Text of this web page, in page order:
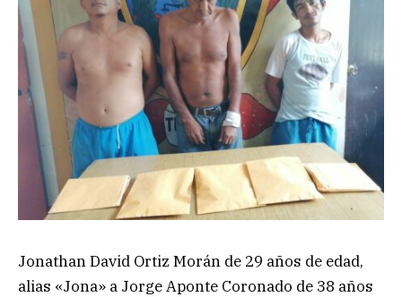
Jonathan David Ortiz Morán de 29 años de edad,
alias «Jona» a Jorge Aponte Coronado de 38 años